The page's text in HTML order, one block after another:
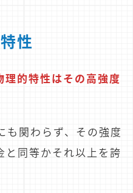
性
理的特性はその高強度
も関わらず、その強度
と同等かそれ以上を誇